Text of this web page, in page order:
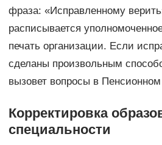
фраза: «Исправленному
расписывается
печать организации. Если
сделаны произвольным
вызовет вопросы в
Корректировка
специальности